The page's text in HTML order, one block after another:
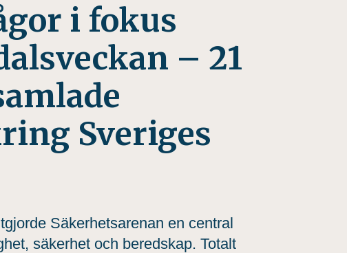
i fokus
– 21
Sveriges
Säkerhetsarenan en central
säkerhet och beredskap. Totalt